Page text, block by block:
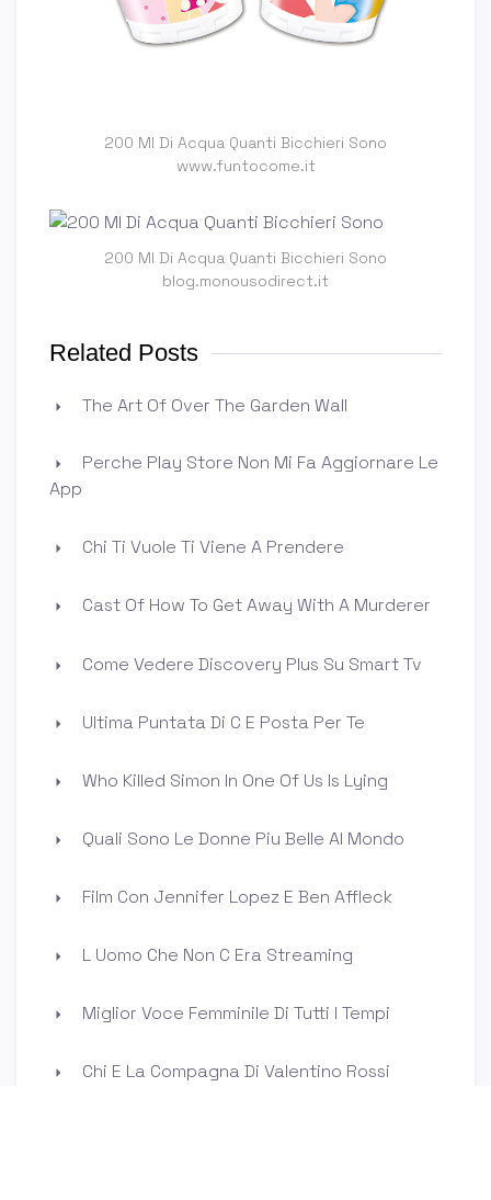
200 Ml Di Acqua Quanti Bicchieri Sono
www.funtocome.it
200 Ml Di Acqua Quanti Bicchieri Sono
blog.monousodirect.it
Related Posts
The Art Of Over The Garden Wall
Perche Play Store Non Mi Fa Aggiornare Le
App
Chi Ti Vuole Ti Viene A Prendere
Cast Of How To Get Away With A Murderer
Come Vedere Discovery Plus Su Smart Tv
Ultima Puntata Di C E Posta Per Te
Who Killed Simon In One Of Us Is Lying
Quali Sono Le Donne Piu Belle Al Mondo
Film Con Jennifer Lopez E Ben Affleck
L Uomo Che Non C Era Streaming
Miglior Voce Femminile Di Tutti I Tempi
Chi E La Compagna Di Valentino Rossi